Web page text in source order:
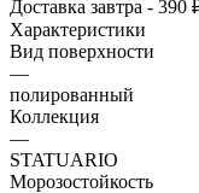
Доставка завтра - 390
Характеристики
Вид поверхности
—
полированный
Коллекция
—
STATUARIO
Морозостойкость